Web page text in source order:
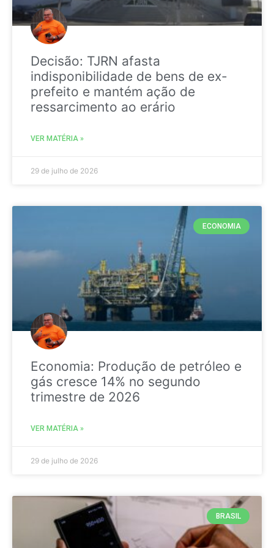
Decisão: TJRN afasta
indisponibilidade de bens de ex-
prefeito e mantém ação de
ressarcimento ao erário
VER MATÉRIA »
29 de julho de 2026
ECONOMIA
Economia: Produção de petróleo e
gás cresce 14% no segundo
trimestre de 2026
VER MATÉRIA »
29 de julho de 2026
BRASIL